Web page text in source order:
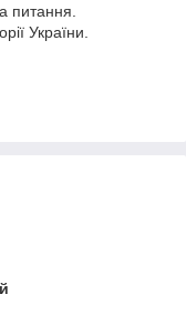
питання.
України.